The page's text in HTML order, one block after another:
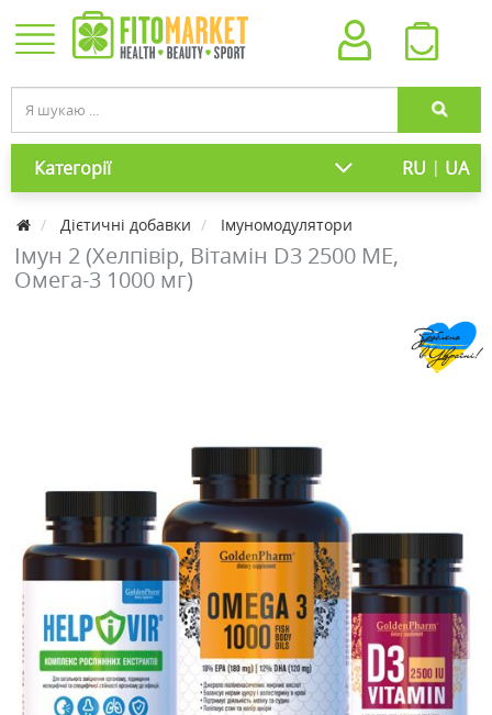
Категорії RU | UA
Дієтичні добавки Імуномодулятори
Імун 2 (Хелпівір, Вітамін D3 2500 МЕ,
Омега-3 1000 мг)